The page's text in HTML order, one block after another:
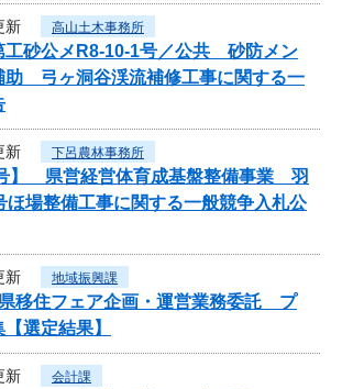
新 高山土木事務所
工砂公メR8-10-1号／公共 砂防メン
助 弓ヶ洞谷渓流補修工事に関する一
新 下呂農林事務所
】 県営経営体育成基盤整備事業 羽
場整備工事に関する一般競争入札公
新 地域振興課
移住フェア企画・運営業務委託 プ
選定結果】
新 会計課